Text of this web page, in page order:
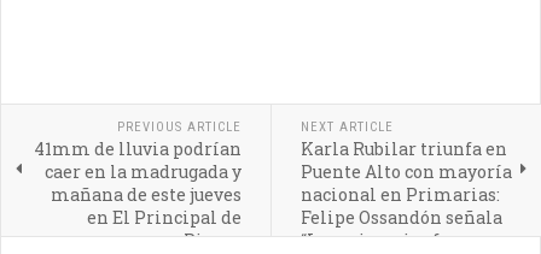
PREVIOUS ARTICLE
41mm de lluvia podrían
caer en la madrugada y
mañana de este jueves
en El Principal de
Pirque
NEXT ARTICLE
Karla Rubilar triunfa en
Puente Alto con mayoría
nacional en Primarias:
Felipe Ossandón señala
“Las primarias fueron